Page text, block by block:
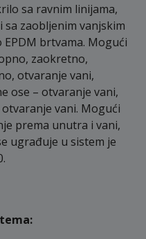
sa ravnim linijama,
zaobljenim vanjskim
brtvama. Mogući
zaokretno,
otvaranje vani,
ose – otvaranje vani,
vani. Mogući
prema unutra i vani,
ugrađuje u sistem je